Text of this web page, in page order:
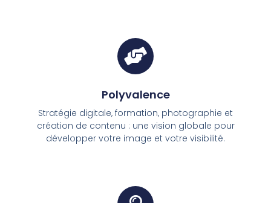
Polyvalence
Stratégie digitale, formation, photographie et
création de contenu : une vision globale pour
développer votre image et votre visibilité.